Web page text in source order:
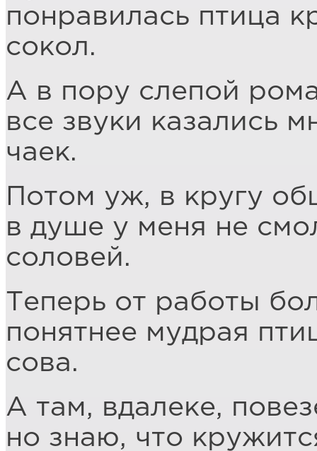
понравилась птица
сокол.
А в пору слепой
все звуки казались
чаек.
Потом уж, в кругу
в душе у меня не
соловей.
Теперь от работы
понятнее мудрая
сова.
А там, вдалеке,
но знаю, что